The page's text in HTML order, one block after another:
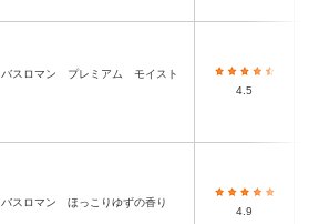
4.5
バスロマン ほっこりゆずの香り
4.9